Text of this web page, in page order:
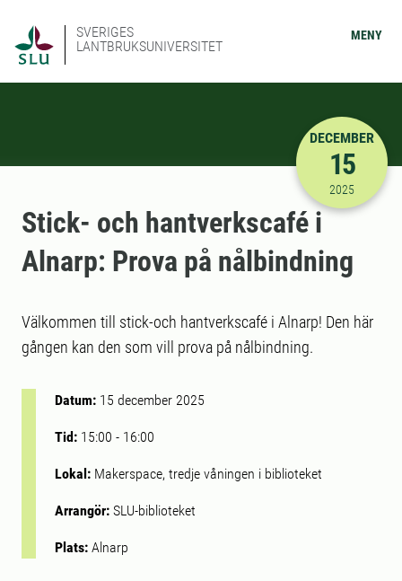
SVERIGES
LANTBRUKSUNIVERSITET
MENY
2025-12-
DECEMBER
15
2025
Stick- och hantverkscafé i
Alnarp: Prova på nålbindning
Välkommen till stick-och hantverkscafé i Alnarp! Den här
gången kan den som vill prova på nålbindning.
Datum: 15 december 2025
Tid: 15:00 - 16:00
Lokal: Makerspace, tredje våningen i biblioteket
Arrangör: SLU-biblioteket
Plats: Alnarp